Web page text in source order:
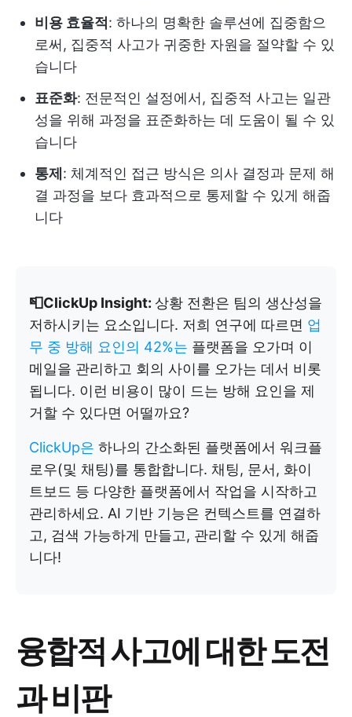
비용 효율적 : 하나의 명확한 솔루션에 집중함으
로써, 집중적 사고가 귀중한 자원을 절약할 수 있
습니다
표준화: 전문적인 설정에서, 집중적 사고는 일관
성을 위해 과정을 표준화하는 데 도움이 될 수 있
습니다
통제 : 체계적인 접근 방식은 의사 결정과 문제 해
결 과정을 보다 효과적으로 통제할 수 있게 해줍
니다
📮ClickUp Insight: 상황 전환은 팀의 생산성을
저하시키는 요소입니다. 저희 연구에 따르면 업
무 중 방해 요인의 42%는 플랫폼을 오가며 이
메일을 관리하고 회의 사이를 오가는 데서 비롯
됩니다. 이런 비용이 많이 드는 방해 요인을 제
거할 수 있다면 어떨까요?
ClickUp은 하나의 간소화된 플랫폼에서 워크플
로우(및 채팅)를 통합합니다. 채팅, 문서, 화이
트보드 등 다양한 플랫폼에서 작업을 시작하고
관리하세요. AI 기반 기능은 컨텍스트를 연결하
고, 검색 가능하게 만들고, 관리할 수 있게 해줍
니다!
융합적 사고에 대한 도전
과 비판